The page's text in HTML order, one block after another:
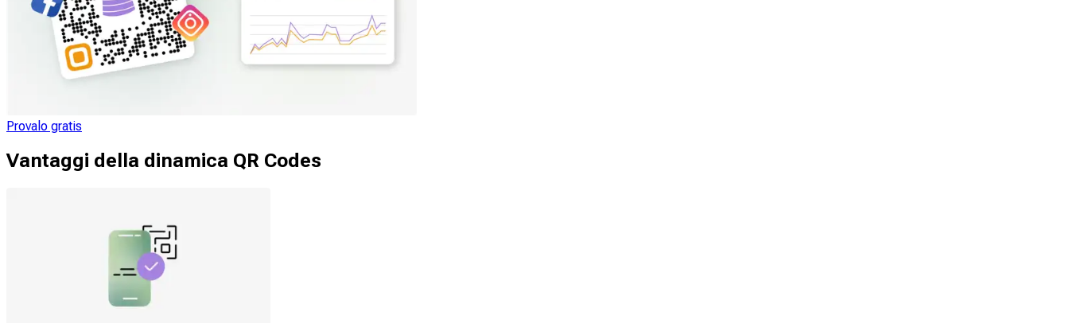
Provalo gratis
Vantaggi della dinamica QR Codes